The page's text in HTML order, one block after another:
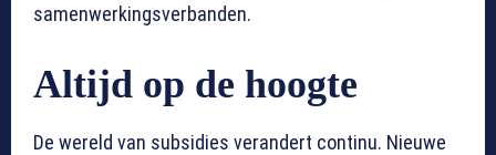
samenwerkingsverbanden.
Altijd op de hoogte
De wereld van subsidies verandert continu. Nieuwe